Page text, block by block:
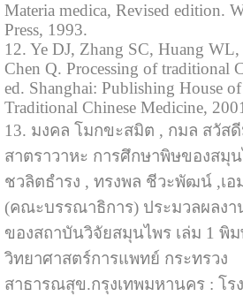
Materia medica, Revised edition.
Press, 1993.
12. Ye DJ, Zhang SC, Huang
Chen Q. Processing of traditional
ed. Shanghai: Publishing House
Traditional Chinese Medicine,
13. มงคล โมกขะสมิต , กมล สวัส
สาตราวาหะ การศึกษาพิษของสมุ
ชวลิตธำรง , ทรงพล ชีวะพัฒน์ ,เ
(คณะบรรณาธิการ) ประมวลผลง
ของสถาบันวิจัยสมุนไพร เล่ม 1 พิ
วิทยาศาสตร์การแพทย์ กระทรวง
สาธารณสุข.กรุงเทพมหานคร : โร